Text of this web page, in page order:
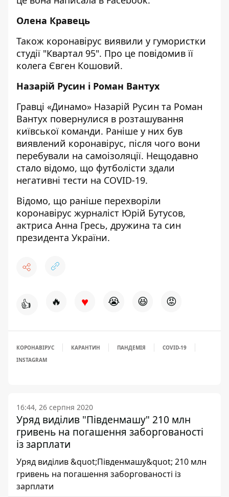
Олена Кравець
Також коронавірус виявили у гумористки
студії "Квартал 95". Про це повідомив її
колега Євген Кошовий.
Назарій Русин і Роман Вантух
Гравці «Динамо» Назарій Русин та Роман
Вантух повернулися в розташування
київської команди. Раніше у них був
виявлений коронавірус, після чого вони
перебували на самоізоляції. Нещодавно
стало відомо, що футболісти здали
негативні тести на COVID-19.
Відомо, що раніше перехворіли
коронавірус журналіст Юрій Бутусов,
актриса Анна Гресь, дружина та син
президента України.
👍 🔥 ♥ 😭 😆 😡
КОРОНАВІРУС КАРАНТИН ПАНДЕМІЯ
COVID-19
INSTAGRAM
16:44, 26 серпня 2020
Уряд виділив "Південмашу" 210 млн
гривень на погашення заборгованості
із зарплати
Уряд виділив &quot;Південмашу&quot; 210 млн
гривень на погашення заборгованості із
зарплати